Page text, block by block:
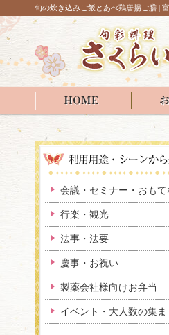
旬の炊き込みご飯とあべ鶏唐揚ご膳 |
会議・セミナー・おもて
行楽・観光
法事・法要
慶事・お祝い
製薬会社様向けお弁当
イベント・大人数の集ま